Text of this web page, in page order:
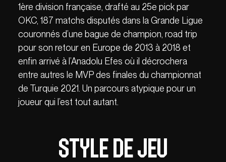
1ère division française, drafté au 25e pick par
OKC, 187 matchs disputés dans la Grande Ligue
couronnés d’une bague de champion, road trip
pour son retour en Europe de 2013 à 2018 et
enfin arrivé à l’Anadolu Efes où il décrochera
entre autres le MVP des finales du championnat
de Turquie 2021. Un parcours atypique pour un
joueur qui l’est tout autant.
Style de jeu